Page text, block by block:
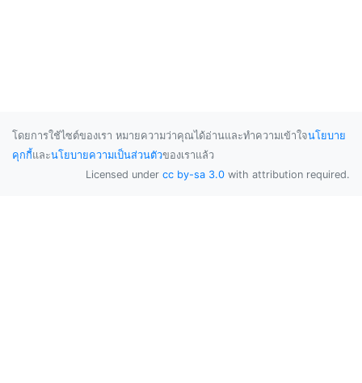
โดยการใช้ไซต์ของเรา หมายความว่าคุณได้อ่านและทำความเข้าใจนโยบาย
คุกกี้และนโยบายความเป็นส่วนตัวของเราแล้ว
Licensed under cc by-sa 3.0 with attribution required.